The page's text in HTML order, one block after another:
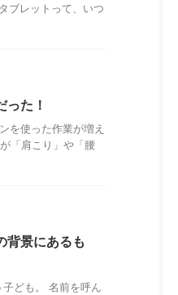
ブレットって、いつ
った！
を使った作業が増え
「肩こり」や「腰
背景にあるも
ども。 名前を呼ん